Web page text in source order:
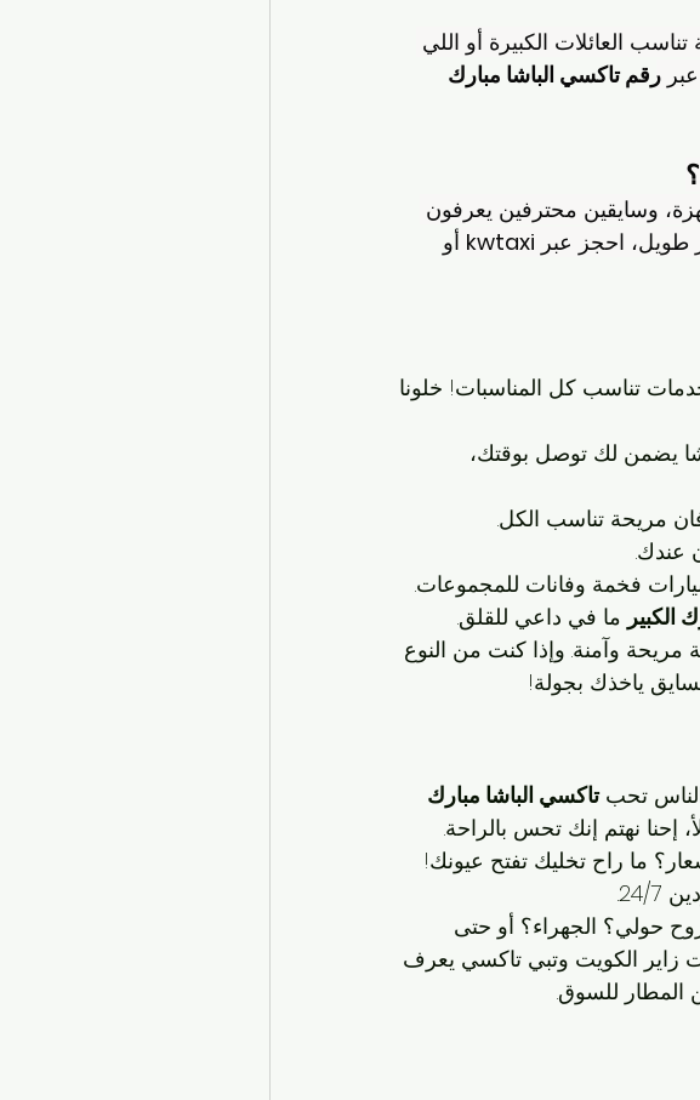
العائلات الكبيرة أو اللي
رقم تاكسي الباشا مبارك
وسايقين محترفين يعرفون
طويل، احجز عبر kwtaxi أو
تناسب كل المناسبات! خلونا
يضمن لك توصل بوقتك،
مريحة تناسب الكل.
عندك.
فخمة وفانات للمجموعات.
الكبير ما في داعي للقلق.
وآمنة. وإذا كنت من النوع
ياخذك بجولة!
تحب تاكسي الباشا مبارك
إحنا نهتم إنك تحس بالراحة.
ما راح تخليك تفتح عيونك!
7.
حولي؟ الجهراء؟ أو حتى
زاير الكويت وتبي تاكسي يعرف
المطار للسوق.